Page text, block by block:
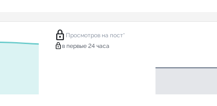
lock Просмотров на пост*
lock в первые 24 часа